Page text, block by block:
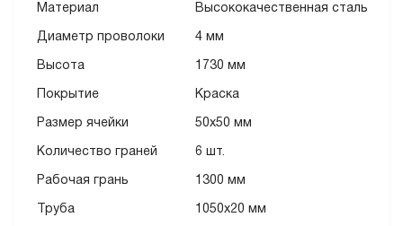
Материал Высококачественная сталь
Диаметр проволоки 4 мм
Высота 1730 мм
Покрытие Краска
Размер ячейки 50х50 мм
Количество граней 6 шт.
Рабочая грань 1300 мм
Труба 1050х20 мм